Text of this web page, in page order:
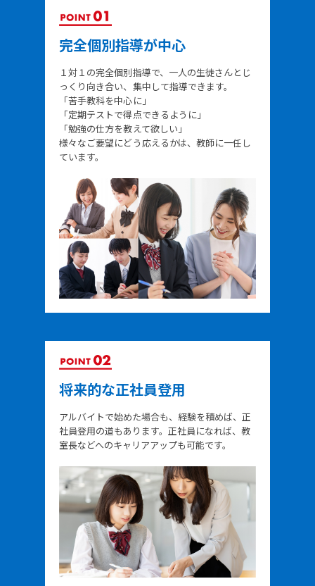
完全個別指導が中心
１対１の完全個別指導で、一人の生徒さんとじ
っくり向き合い、集中して指導できます。
「苦手教科を中心に」
「定期テストで得点できるように」
「勉強の仕方を教えて欲しい」
様々なご要望にどう応えるかは、教師に一任し
ています。
将来的な正社員登用
アルバイトで始めた場合も、経験を積めば、正
社員登用の道もあります。正社員になれば、教
室長などへのキャリアアップも可能です。